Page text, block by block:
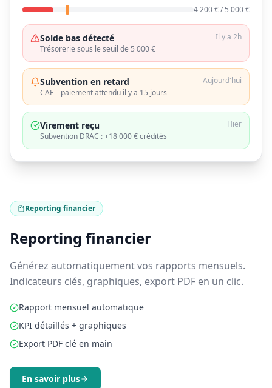
4 200 € / 5 000 €
Solde bas détecté
Trésorerie sous le seuil de 5 000 €
Il y a 2h
Subvention en retard
CAF – paiement attendu il y a 15 jours
Aujourd'hui
Virement reçu
Subvention DRAC : +18 000 € crédités
Hier
Reporting financier
Reporting financier
Générez automatiquement vos rapports mensuels.
Indicateurs clés, graphiques, export PDF en un clic.
Rapport mensuel automatique
KPI détaillés + graphiques
Export PDF clé en main
En savoir plus